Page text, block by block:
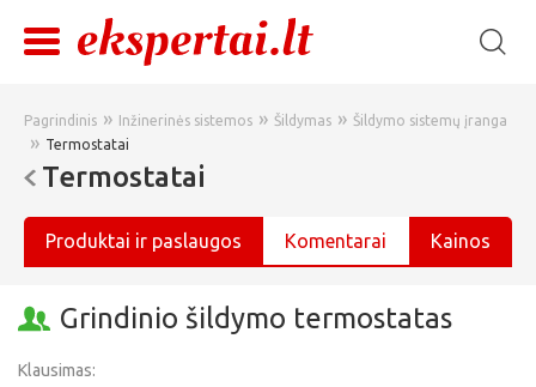
Pagrindinis » Inžinerinės sistemos » Šildymas » Šildymo sistemų įranga
» Termostatai
Termostatai
Produktai ir paslaugos Komentarai Kainos
Grindinio šildymo termostatas
Klausimas: